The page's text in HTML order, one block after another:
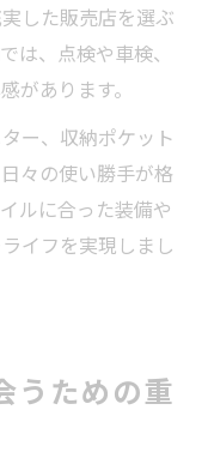
した販売店を選ぶ
は、点検や車検、
があります。
ー、収納ポケット
々の使い勝手が格
ルに合った装備や
イフを実現しまし
うための重